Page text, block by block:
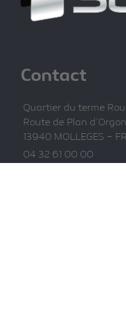
Contact
Quartier du terme
Route de Plan
13940 MOLLEGES –
04 32 61 00 00